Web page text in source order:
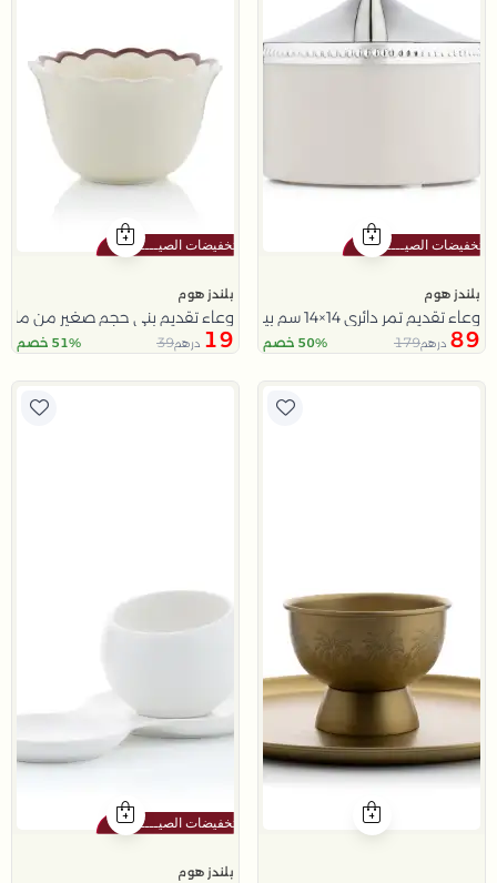
بلندز هوم
وعاء تقديم تمر دائري 14×14 سم بيج من الستانلس ستيل والألمنيوم من ملاذ
89 درهم179 50% خصم
بلندز هوم
وعاء تقديم بني حجم صغير من ملاذ
19 درهم39 51% خصم
بلندز هوم